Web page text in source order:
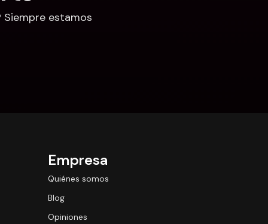
estamos
Empresa
Quiénes somos
Blog
Opiniones